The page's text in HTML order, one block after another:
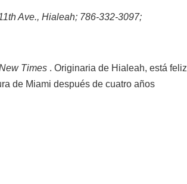
Ave., Hialeah; 786-332-3097;
Times . Originaria de Hialeah, está feliz
de Miami después de cuatro años